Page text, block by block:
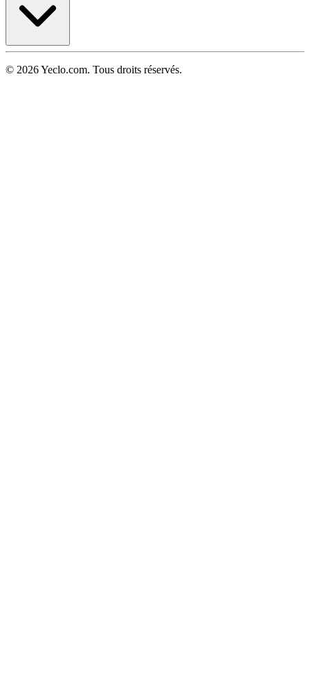
© 2026 Yeclo.com. Tous droits réservés.